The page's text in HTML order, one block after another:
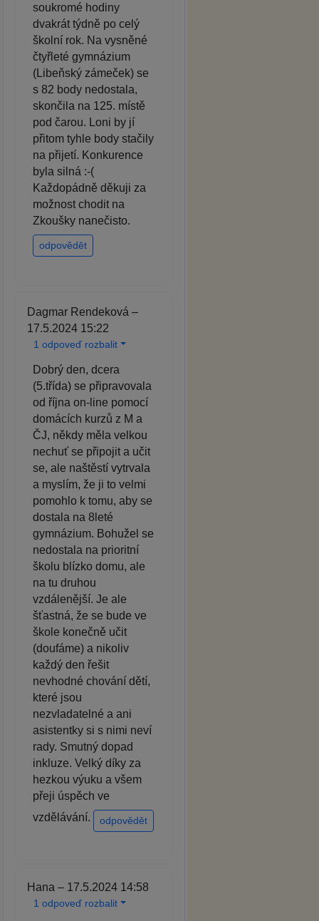
soukromé hodiny
dvakrát týdně po celý
školní rok. Na vysněné
čtyřleté gymnázium
(Libeňský zámeček) se
s 82 body nedostala,
skončila na 125. místě
pod čarou. Loni by jí
přitom tyhle body stačily
na přijetí. Konkurence
byla silná :-(
Každopádně děkuji za
možnost chodit na
Zkoušky nanečisto.
odpovědět
Dagmar Rendeková –
17.5.2024 15:22
1 odpoveď rozbalit
Dobrý den, dcera
(5.třída) se připravovala
od října on-line pomocí
domácích kurzů z M a
ČJ, někdy měla velkou
nechuť se připojit a učit
se, ale naštěstí vytrvala
a myslím, že ji to velmi
pomohlo k tomu, aby se
dostala na 8leté
gymnázium. Bohužel se
nedostala na prioritní
školu blízko domu, ale
na tu druhou
vzdálenější. Je ale
šťastná, že se bude ve
škole konečně učit
(doufáme) a nikoliv
každý den řešit
nevhodné chování dětí,
které jsou
nezvladatelné a ani
asistentky si s nimi neví
rady. Smutný dopad
inkluze. Velký díky za
hezkou výuku a všem
přeji úspěch ve
vzdělávání.
odpovědět
Hana – 17.5.2024 14:58
1 odpoveď rozbalit